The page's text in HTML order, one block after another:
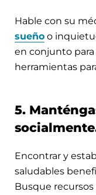
Hable con su
sueño o
en conjunto
herramientas
5.
Encontrar y
saludables
Busque